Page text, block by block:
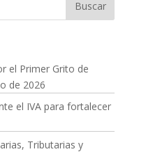
el Primer Grito de
de 2026
el IVA para fortalecer
Tributarias y